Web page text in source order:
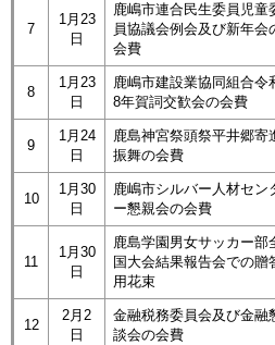
7
1月23
日
鹿嶋市連合民生委員児童
員協議会例会及び新年会
会費
8
1月23
日
鹿嶋市建設業協同組合令
8年賀詞交歓会の会費
9
1月24
日
鹿島神宮祭頭祭平井郷寄
振舞の会費
10
1月30
日
鹿嶋市シルバー人材セン
ー懇親会の会費
11
1月30
日
鹿島学園男女サッカー部
国大会結果報告会での贈
用花束
12
2月2
日
金融税務委員会及び金融
談会の会費